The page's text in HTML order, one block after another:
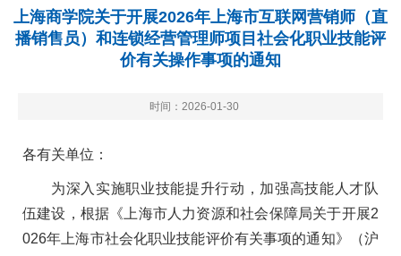
上海商学院关于开展2026年上海市互联网营销师（直
播销售员）和连锁经营管理师项目社会化职业技能评
价有关操作事项的通知
时间：2026-01-30
各有关单位：
为深入实施职业技能提升行动，加强高技能人才队
伍建设，根据《上海市人力资源和社会保障局关于开展2
026年上海市社会化职业技能评价有关事项的通知》（沪